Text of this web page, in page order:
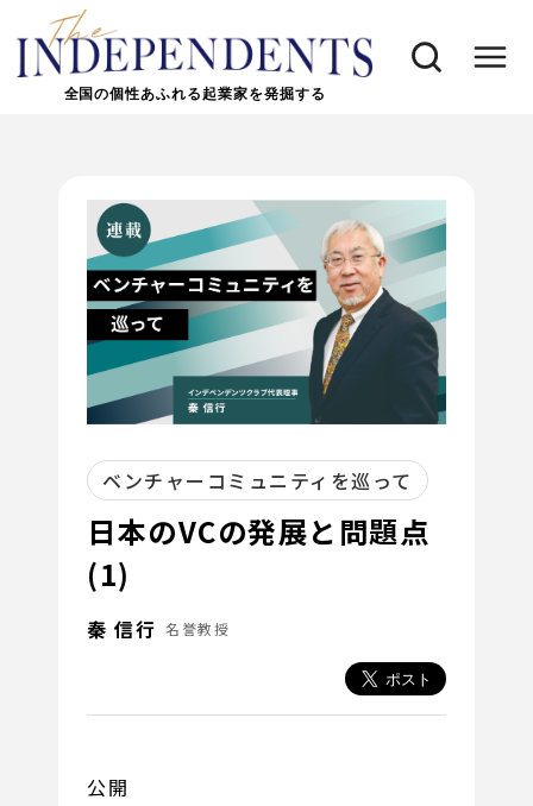
全国の個性あふれる起業家を発掘する
ベンチャーコミュニティを巡って
日本のVCの発展と問題点
(1)
秦 信行 名誉教授
公開